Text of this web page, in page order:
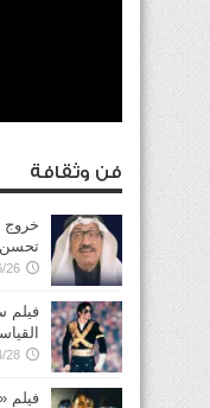
فن وثقافة
خروج
تحسن
26
فيلم
28
فيلم